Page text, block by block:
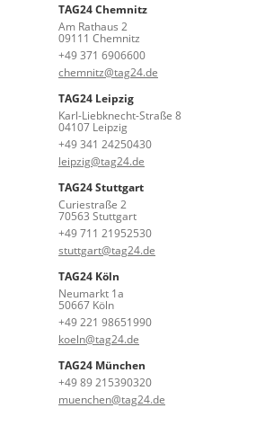
TAG24 Chemnitz
Am Rathaus 2
09111 Chemnitz
+49 371 6906600
chemnitz@tag24.de
TAG24 Leipzig
Karl-Liebknecht-Straße 8
04107 Leipzig
+49 341 24250430
leipzig@tag24.de
TAG24 Stuttgart
Curiestraße 2
70563 Stuttgart
+49 711 21952530
stuttgart@tag24.de
TAG24 Köln
Neumarkt 1a
50667 Köln
+49 221 98651990
koeln@tag24.de
TAG24 München
+49 89 215390320
muenchen@tag24.de